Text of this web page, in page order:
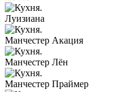
Луизиана
Манчестер Акация
Манчестер Лён
Манчестер Праймер